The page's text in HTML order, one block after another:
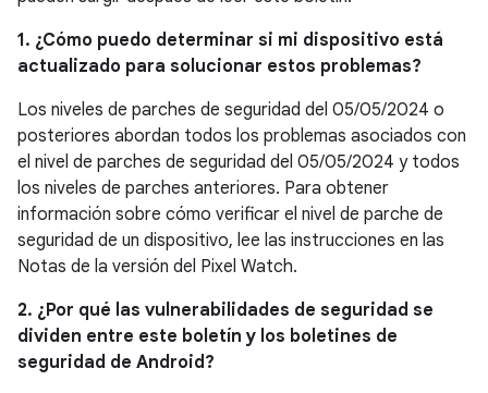
1. ¿Cómo puedo determinar si mi dispositivo está
actualizado para solucionar estos problemas?
Los niveles de parches de seguridad del 05/05/2024 o
posteriores abordan todos los problemas asociados con
el nivel de parches de seguridad del 05/05/2024 y todos
los niveles de parches anteriores. Para obtener
información sobre cómo verificar el nivel de parche de
seguridad de un dispositivo, lee las instrucciones en las
Notas de la versión del Pixel Watch.
2. ¿Por qué las vulnerabilidades de seguridad se
dividen entre este boletín y los boletines de
seguridad de Android?